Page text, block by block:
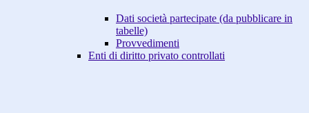
Dati società partecipate (da pubblicare in
tabelle)
Provvedimenti
Enti di diritto privato controllati